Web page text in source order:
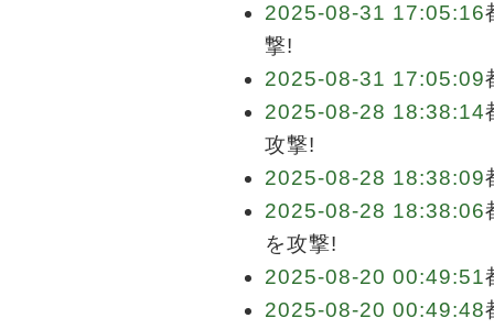
2025-08-31 17:05:16
撃!
2025-08-31 17:05:09
2025-08-28 18:38:14
攻撃!
2025-08-28 18:38:09
2025-08-28 18:38:06
を攻撃!
2025-08-20 00:49:51
2025-08-20 00:49:48